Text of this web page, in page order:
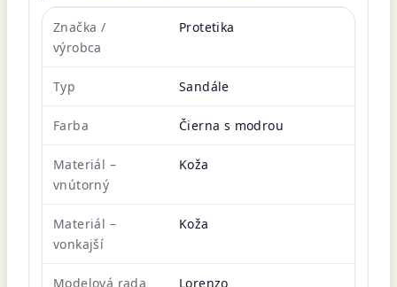
Značka /
výrobca
Protetika
Typ Sandále
Farba Čierna s modrou
Materiál –
vnútorný
Koža
Materiál –
vonkajší
Koža
Modelová rada Lorenzo